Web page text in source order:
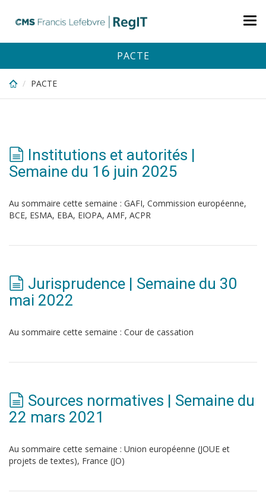
content
PACTE
PACTE
Institutions et autorités |
Semaine du 16 juin 2025
Au sommaire cette semaine : GAFI, Commission européenne,
BCE, ESMA, EBA, EIOPA, AMF, ACPR
Jurisprudence | Semaine du 30
mai 2022
Au sommaire cette semaine : Cour de cassation
Sources normatives | Semaine du
22 mars 2021
Au sommaire cette semaine : Union européenne (JOUE et
projets de textes), France (JO)